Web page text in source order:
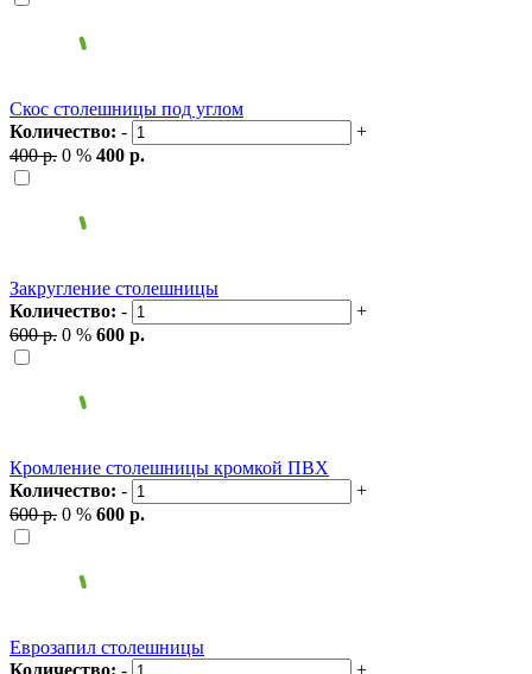
Скос столешницы под углом
Количество: -
+
400 р. 0 % 400 р.
Закругление столешницы
Количество: -
+
600 р. 0 % 600 р.
Кромление столешницы кромкой ПВХ
Количество: -
+
600 р. 0 % 600 р.
Еврозапил столешницы